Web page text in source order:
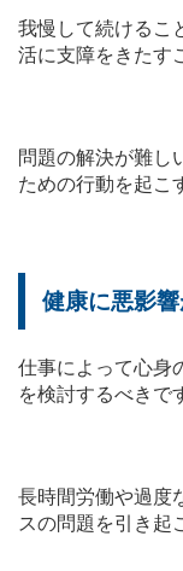
我慢して続けるこ
活に支障をきたす
問題の解決が難し
ための行動を起こ
健康に悪影
仕事によって心身
を検討するべきで
長時間労働や過度
スの問題を引き起